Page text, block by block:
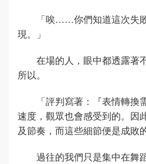
「唉……你們知道這次失
現。」
在場的人，眼中都透露著
所以。
「評判寫著：『表情轉
速度，觀眾也會感受到的。因
及節奏，而這些細節便是成敗
過往的我們只是集中在舞